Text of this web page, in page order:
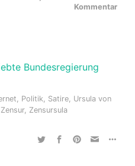
Kommentar
Bundesregierung
, Politik, Satire, Ursula von
Zensur, Zensursula